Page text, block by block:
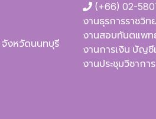
จังหวัดนนทบุรี
(+66) 02-
งานธุรการราชวิ
งานสอบทันตแพ
งานการเงิน บัญ
งานประชุมวิชาก